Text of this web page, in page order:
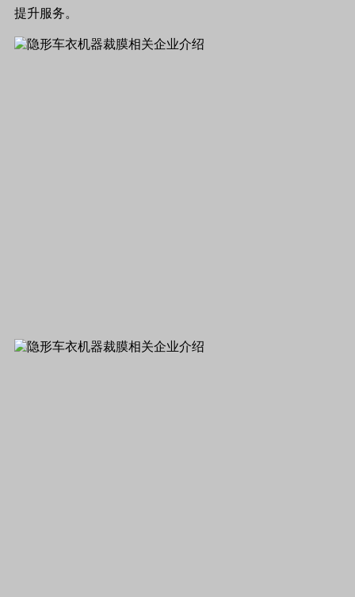
提升服务。